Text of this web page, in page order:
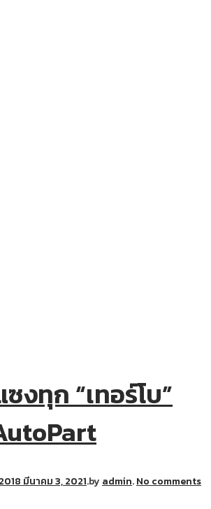
งทุก “เทอร์โบ”
มีนาคม 3, 2021.by admin.No comments